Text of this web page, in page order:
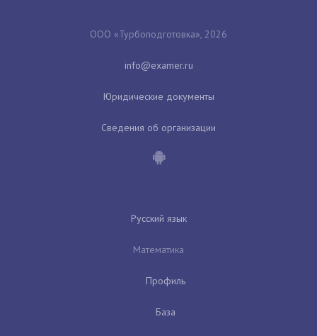
ООО «Турбоподготовка», 2026
Юридические документы
Сведения об организации
Русский язык
Математика
Профиль
База